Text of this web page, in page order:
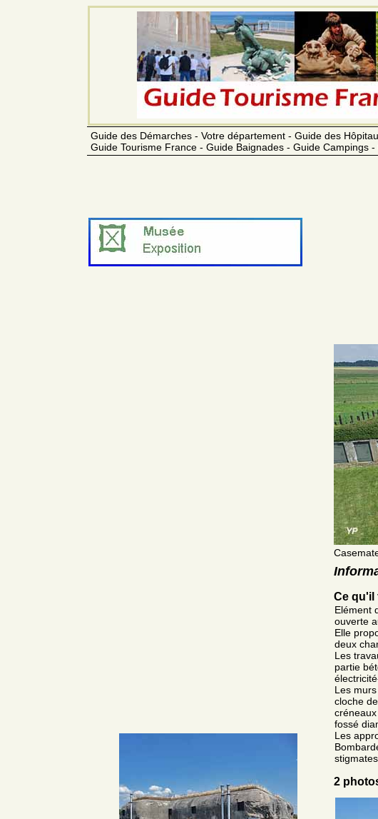
Guide des Démarches - Votre département - Guide des
Guide Tourisme France - Guide Baignades - Guide Campings
Ce qu'il
Elément
ouverte
Elle
deux
Les
partie
Les
cloche
fossé
Les
stigmates.
2